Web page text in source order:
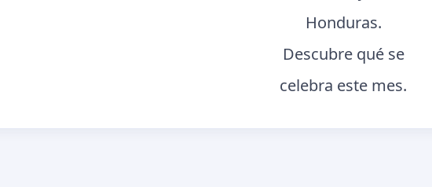
Honduras.
Descubre qué se
celebra este mes.